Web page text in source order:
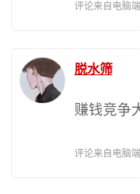
评论来自电脑
脱水筛
赚钱竞争
评论来自电脑